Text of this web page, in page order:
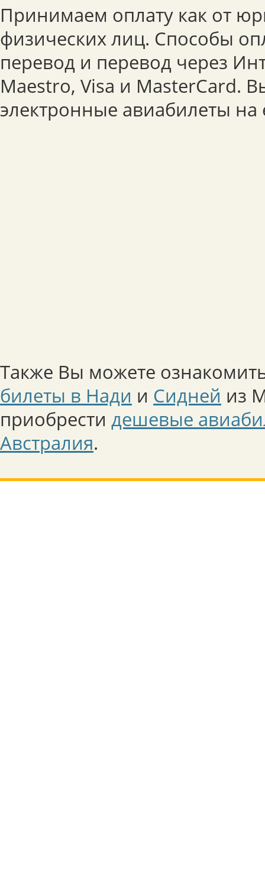
Принимаем оплату как от
физических лиц. Способы
перевод и перевод через
Maestro, Visa и MasterCard.
электронные авиабилеты на
Также Вы можете
билеты в Нади и Сидней из
приобрести дешевые
Австралия.